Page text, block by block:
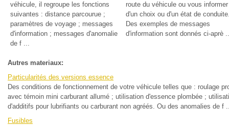
véhicule, il regroupe les fonctions
suivantes : distance parcourue ;
paramètres de voyage ; messages
d'information ; messages d'anomalie
de f ...
route du véhicule ou vous informer
d'un choix ou d'un état de
Des exemples de messages
d'information sont donnés ci-aprè
Autres materiaux:
Particularités des versions essence
Des conditions de fonctionnement de votre véhicule telles que : roulage
avec témoin mini carburant allumé ; utilisation d'essence plombée ;
d'additifs pour lubrifiants ou carburant non agréés. Ou des anomalies de f
Fusibles